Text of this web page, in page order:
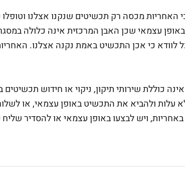
האחריות מכסה רק תכשיטים שנקנו אצלנו
עצמאי שכן האבן המרכזית אינה כלולה
לוודא כי אכן התכשיט באמת נקנה אצלנו.
כוללת שירותי תיקון, ניקוי או חידוש
עלות ולהביא את התכשיט באופן עצמאי, או
באחריות, ויש לבצעו באופן עצמאי או להסדיר